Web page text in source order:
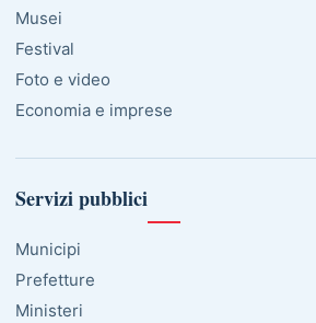
Musei
Festival
Foto e video
Economia e imprese
Servizi pubblici
Municipi
Prefetture
Ministeri